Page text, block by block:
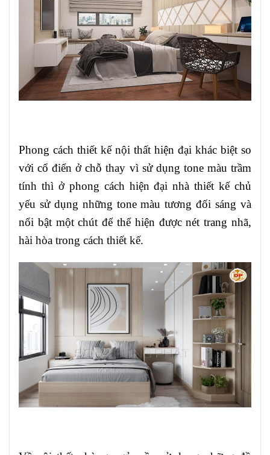
Phong cách thiết kế nội thất hiện đại khác biệt so
với cổ điển ở chỗ thay vì sử dụng tone màu trầm
tính thì ở phong cách hiện đại nhà thiết kế chủ
yếu sử dụng những tone màu tương đối sáng và
nổi bật một chút để thể hiện được nét trang nhã,
hài hòa trong cách thiết kế.